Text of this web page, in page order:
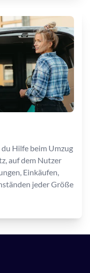
Hilfe beim Umzug
auf dem Nutzer
Einkäufen,
jeder Größe